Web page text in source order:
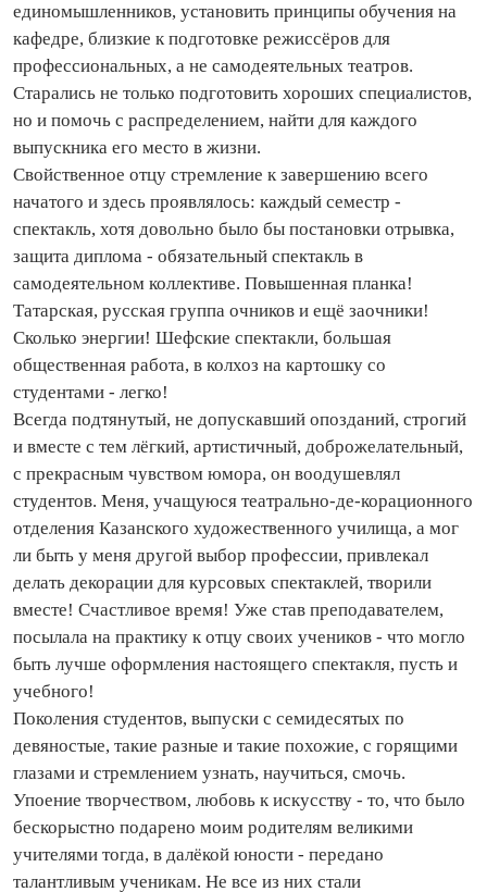
единомышленников, установить принципы обучения на
кафедре, близкие к подготовке режиссёров для
профессиональных, а не самодеятельных театров.
Старались не только подготовить хороших специалистов,
но и помочь с распределением, найти для каждого
выпускника его место в жизни.
Свойственное отцу стремление к завершению всего
начатого и здесь проявлялось: каждый семестр -
спектакль, хотя довольно было бы постановки отрывка,
защита диплома - обязательный спектакль в
самодеятельном коллективе. Повышенная планка!
Татарская, русская группа очников и ещё заочники!
Сколько энергии! Шефские спектакли, большая
общественная работа, в колхоз на картошку со
студентами - легко!
Всегда подтянутый, не допускавший опозданий, строгий
и вместе с тем лёгкий, артистичный, доброжелательный,
с прекрасным чувством юмора, он воодушевлял
студентов. Меня, учащуюся театрально-де-корационного
отделения Казанского художественного училища, а мог
ли быть у меня другой выбор профессии, привлекал
делать декорации для курсовых спектаклей, творили
вместе! Счастливое время! Уже став преподавателем,
посылала на практику к отцу своих учеников - что могло
быть лучше оформления настоящего спектакля, пусть и
учебного!
Поколения студентов, выпуски с семидесятых по
девяностые, такие разные и такие похожие, с горящими
глазами и стремлением узнать, научиться, смочь.
Упоение творчеством, любовь к искусству - то, что было
бескорыстно подарено моим родителям великими
учителями тогда, в далёкой юности - передано
талантливым ученикам. Не все из них стали